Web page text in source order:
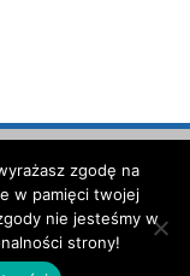
Dostępności
Fundację
zgodę na
w pamięci twojej
nie jesteśmy w
strony!